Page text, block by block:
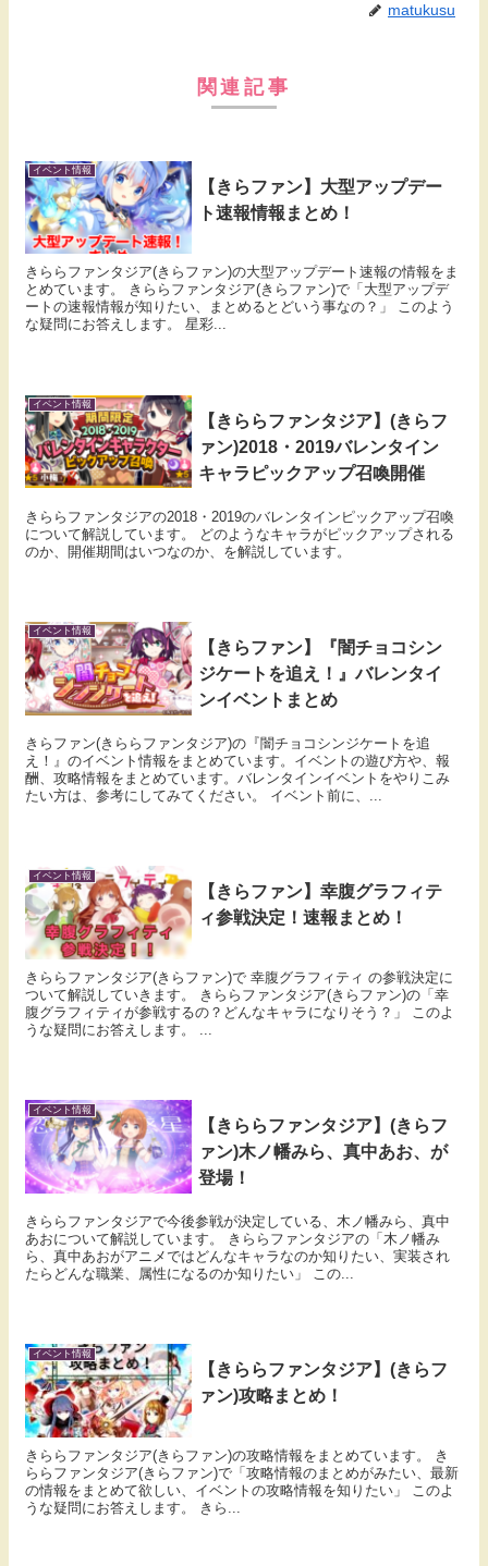
matukusu
関連記事
イベント情報
【きらファン】大型アップデー
ト速報情報まとめ！
きららファンタジア(きらファン)の大型アップデート速報の情報をま
とめています。 きららファンタジア(きらファン)で「大型アップデ
ートの速報情報が知りたい、まとめるとどいう事なの？」 このよう
な疑問にお答えします。 星彩...
イベント情報
【きららファンタジア】(きらフ
ァン)2018・2019バレンタイン
キャラピックアップ召喚開催
きららファンタジアの2018・2019のバレンタインピックアップ召喚
について解説しています。 どのようなキャラがピックアップされる
のか、開催期間はいつなのか、を解説しています。
イベント情報
【きらファン】『闇チョコシン
ジケートを追え！』バレンタイ
ンイベントまとめ
きらファン(きららファンタジア)の『闇チョコシンジケートを追
え！』のイベント情報をまとめています。イベントの遊び方や、報
酬、攻略情報をまとめています。バレンタインイベントをやりこみ
たい方は、参考にしてみてください。 イベント前に、...
イベント情報
【きらファン】幸腹グラフィテ
ィ参戦決定！速報まとめ！
きららファンタジア(きらファン)で 幸腹グラフィティ の参戦決定に
ついて解説していきます。 きららファンタジア(きらファン)の「幸
腹グラフィティが参戦するの？どんなキャラになりそう？」 このよ
うな疑問にお答えします。 ...
イベント情報
【きららファンタジア】(きらフ
ァン)木ノ幡みら、真中あお、が
登場！
きららファンタジアで今後参戦が決定している、木ノ幡みら、真中
あおについて解説しています。 きららファンタジアの「木ノ幡み
ら、真中あおがアニメではどんなキャラなのか知りたい、実装され
たらどんな職業、属性になるのか知りたい」 この...
イベント情報
【きららファンタジア】(きらフ
ァン)攻略まとめ！
きららファンタジア(きらファン)の攻略情報をまとめています。 き
ららファンタジア(きらファン)で「攻略情報のまとめがみたい、最新
の情報をまとめて欲しい、イベントの攻略情報を知りたい」 このよ
うな疑問にお答えします。 きら...